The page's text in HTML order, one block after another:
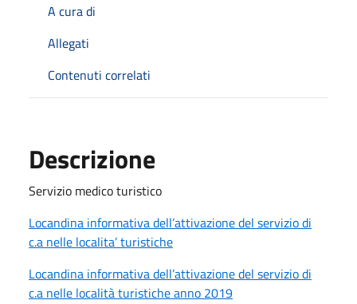
A cura di
Allegati
Contenuti correlati
Descrizione
Servizio medico turistico
Locandina informativa dell’attivazione del servizio di
c.a nelle localita’ turistiche
Locandina informativa dell’attivazione del servizio di
c.a nelle località turistiche anno 2019